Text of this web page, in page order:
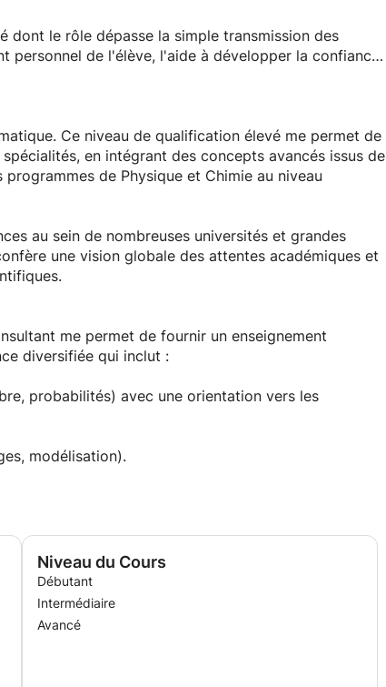
algorithmes !
dont le rôle dépasse la simple transmission des
personnel de l'élève, l'aide à développer la confiance
J'ai accompagné des milliers d'élèves vers la
Ce niveau de qualification élevé me permet de
en intégrant des concepts avancés issus de
de Physique et Chimie au niveau
au sein de nombreuses universités et grandes
une vision globale des attentes académiques et
me permet de fournir un enseignement
diversifiée qui inclut :
probabilités) avec une orientation vers les
modélisation).
et premières années universitaires).
d'apprentissage stimulant, interactif et structuré,
et la maîtrise approfondie des sujets pour
Niveau du Cours
Débutant
Intermédiaire
Avancé